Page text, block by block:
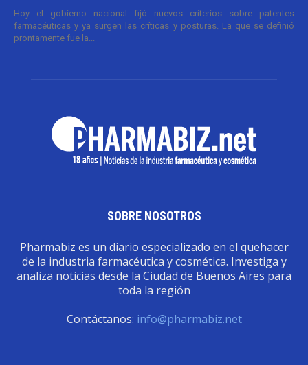
Hoy el gobierno nacional fijó nuevos criterios sobre patentes
farmacéuticas y ya surgen las críticas y posturas. La que se definió
prontamente fue la...
SOBRE NOSOTROS
Pharmabiz es un diario especializado en el quehacer
de la industria farmacéutica y cosmética. Investiga y
analiza noticias desde la Ciudad de Buenos Aires para
toda la región
Contáctanos: info@pharmabiz.net